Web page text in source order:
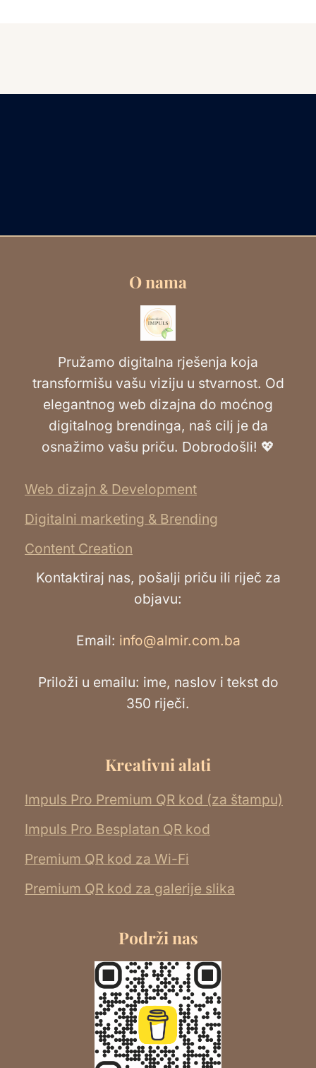
O nama
Pružamo digitalna rješenja koja
transformišu vašu viziju u stvarnost. Od
elegantnog web dizajna do moćnog
digitalnog brendinga, naš cilj je da
osnažimo vašu priču. Dobrodošli! 💖
Web dizajn & Development
Digitalni marketing & Brending
Content Creation
Kontaktiraj nas, pošalji priču ili riječ za
objavu:
Email: info@almir.com.ba
Priloži u emailu: ime, naslov i tekst do
350 riječi.
Kreativni alati
Impuls Pro Premium QR kod (za štampu)
Impuls Pro Besplatan QR kod
Premium QR kod za Wi-Fi
Premium QR kod za galerije slika
Podrži nas